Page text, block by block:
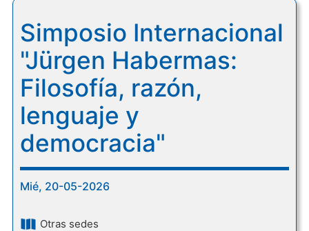
Simposio Internacional
"Jürgen Habermas:
Filosofía, razón,
lenguaje y
democracia"
Mié, 20-05-2026
Otras sedes